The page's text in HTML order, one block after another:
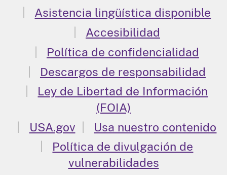
Asistencia lingüística disponible
Accesibilidad
Política de confidencialidad
Descargos de responsabilidad
Ley de Libertad de Información
(FOIA)
USA.gov
Usa nuestro contenido
Política de divulgación de
vulnerabilidades